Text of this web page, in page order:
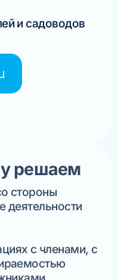
и садоводов
решаем
стороны
деятельности
с членами, с